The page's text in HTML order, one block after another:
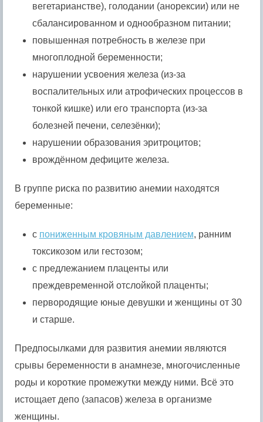
вегетарианстве), голодании (анорексии) или не
сбалансированном и однообразном питании;
повышенная потребность в железе при
многоплодной беременности;
нарушении усвоения железа (из-за
воспалительных или атрофических процессов в
тонкой кишке) или его транспорта (из-за
болезней печени, селезёнки);
нарушении образования эритроцитов;
врождённом дефиците железа.
В группе риска по развитию анемии находятся
беременные:
с пониженным кровяным давлением, ранним
токсикозом или гестозом;
с предлежанием плаценты или
преждевременной отслойкой плаценты;
первородящие юные девушки и женщины от 30
и старше.
Предпосылками для развития анемии являются
срывы беременности в анамнезе, многочисленные
роды и короткие промежутки между ними. Всё это
истощает депо (запасов) железа в организме
женщины.